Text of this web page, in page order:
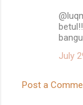
July
Post a